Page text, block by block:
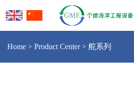
Home > Product Center> 舵系列